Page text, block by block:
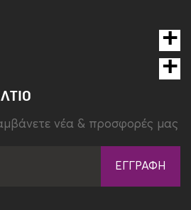
νέα & προσφορές μας
ΕΓΓΡΑΦΉ